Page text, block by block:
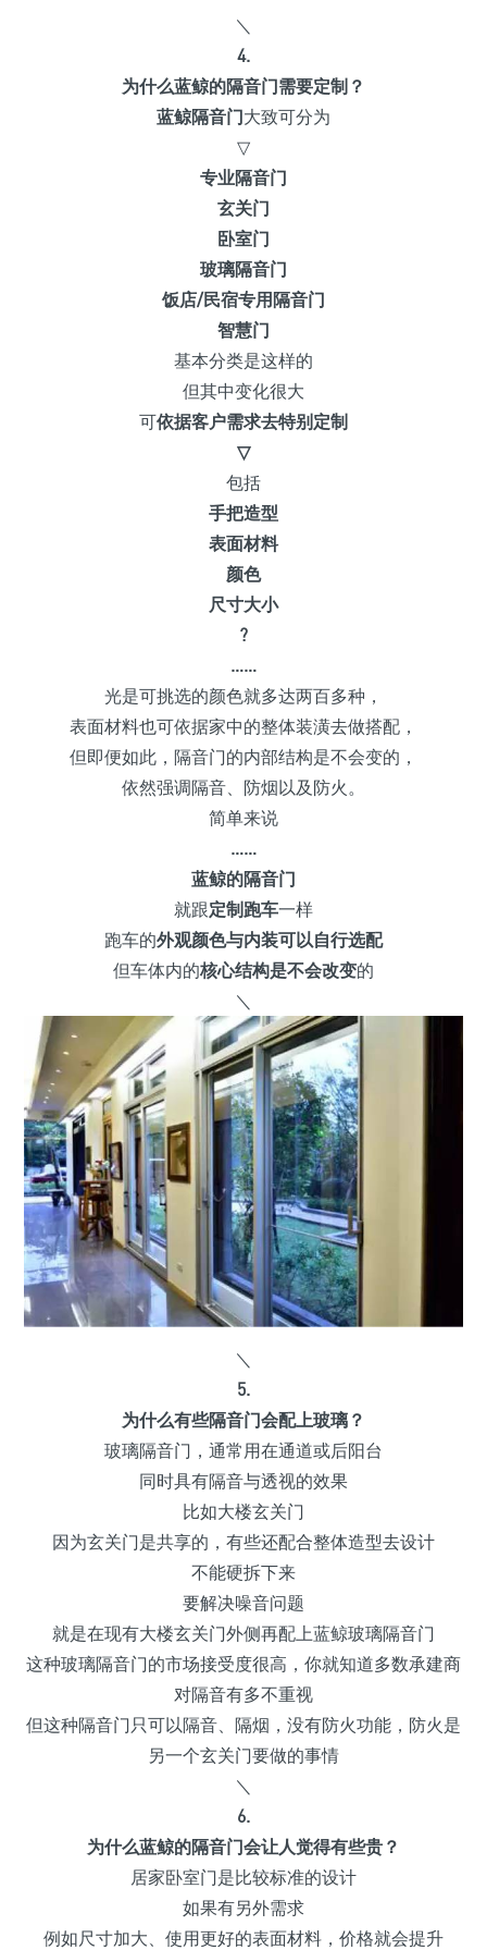
＼
4.
为什么蓝鲸的隔音门需要定制？
蓝鲸隔音门大致可分为
▽
专业隔音门
玄关门
卧室门
玻璃隔音门
饭店/民宿专用隔音门
智慧门
基本分类是这样的
但其中变化很大
可依据客户需求去特别定制
▽
包括
手把造型
表面材料
颜色
尺寸大小
?
……
光是可挑选的颜色就多达两百多种，
表面材料也可依据家中的整体装潢去做搭配，
但即便如此，隔音门的内部结构是不会变的，
依然强调隔音、防烟以及防火。
简单来说
……
蓝鲸的隔音门
就跟定制跑车一样
跑车的外观颜色与内装可以自行选配
但车体内的核心结构是不会改变的
＼
＼
5.
为什么有些隔音门会配上玻璃？
玻璃隔音门，通常用在通道或后阳台
同时具有隔音与透视的效果
比如大楼玄关门
因为玄关门是共享的，有些还配合整体造型去设计
不能硬拆下来
要解决噪音问题
就是在现有大楼玄关门外侧再配上蓝鲸玻璃隔音门
这种玻璃隔音门的市场接受度很高，你就知道多数承建商
对隔音有多不重视
但这种隔音门只可以隔音、隔烟，没有防火功能，防火是
另一个玄关门要做的事情
＼
6.
为什么蓝鲸的隔音门会让人觉得有些贵？
居家卧室门是比较标准的设计
如果有另外需求
例如尺寸加大、使用更好的表面材料，价格就会提升